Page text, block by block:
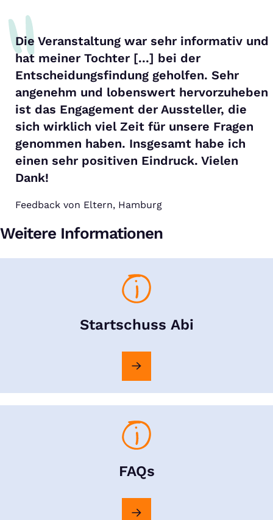
Die Veranstaltung war sehr informativ und
hat meiner Tochter [...] bei der
Entscheidungsfindung geholfen. Sehr
angenehm und lobenswert hervorzuheben
ist das Engagement der Aussteller, die
sich wirklich viel Zeit für unsere Fragen
genommen haben. Insgesamt habe ich
einen sehr positiven Eindruck. Vielen
Dank!
Feedback von Eltern, Hamburg
Weitere Informationen
Startschuss Abi
FAQs